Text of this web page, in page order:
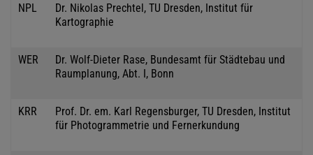
NPL
Dr. Nikolas Prechtel, TU Dresden, Institut für
Kartographie
WER
Dr. Wolf-Dieter Rase, Bundesamt für Städtebau und
Raumplanung, Abt. I, Bonn
KRR
Prof. Dr. em. Karl Regensburger, TU Dresden, Institut
für Photogrammetrie und Fernerkundung